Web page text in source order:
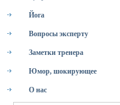
Йога
Вопросы эксперту
Заметки тренера
Юмор, шокирующее
О нас